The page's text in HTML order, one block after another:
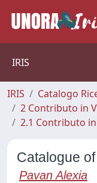
IRIS
IRIS
Catalogo
2 Contributo in
2.1 Contributo
Catalogue
Pavan Alexia